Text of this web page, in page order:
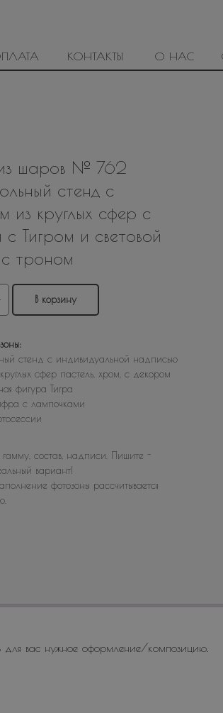
КОНТАКТЫ О НАС
шаров № 762
стенд с
из круглых сфер с
Тигром и световой
троном
В корзину
стенд с индивидуальной надписью
сфер пастель, хром, с декором
фигура Тигра
с лампочками
состав, надписи. Пишите -
вариант!
фотозоны рассчитывается
вас нужное оформление/композицию.